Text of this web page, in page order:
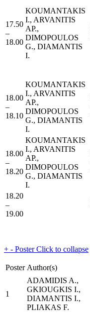
17.50
–
18.00
KOUMANTAKIS
I., ARVANITIS
AP.,
DIMOPOULOS
G., DIAMANTIS
I.
18.00
–
18.10
KOUMANTAKIS
I., ARVANITIS
AP.,
DIMOPOULOS
G., DIAMANTIS
I.
18.00
–
18.20
KOUMANTAKIS
I., ARVANITIS
AP.,
DIMOPOULOS
G., DIAMANTIS
I.
18.20
–
19.00
+ - Poster Click to collapse
Poster Author(s)
1
ADAMIDIS A.,
GKIOUGKIS I.,
DIAMANTIS I.,
PLIAKAS F.